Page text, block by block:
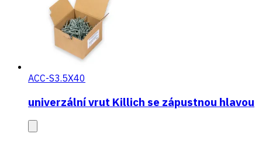
ACC-S3.5X40
univerzální vrut Killich se zápustnou hlavou